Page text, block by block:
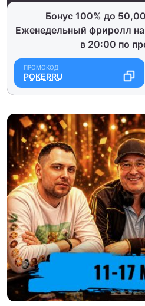
Бонус 100% до
Еженедельный фриролл
в 20:00 по
POKERRU